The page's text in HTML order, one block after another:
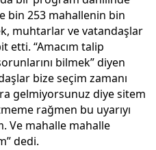
bin 253 mahallenin bin
muhtarlar ve vatandaşlar
etti. “Amacım talip
bilmek” diyen
bize seçim zamanı
gelmiyorsunuz diye sitem
rağmen bu uyarıyı
Ve mahalle mahalle
dedi.